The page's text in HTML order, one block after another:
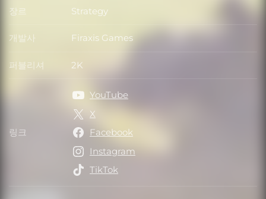
장르 장르
Strategy
개발사 개발사
Firaxis Games
퍼블리셔 퍼블리셔
2K
링크 링크
YouTube
X
Facebook
Instagram
TikTok